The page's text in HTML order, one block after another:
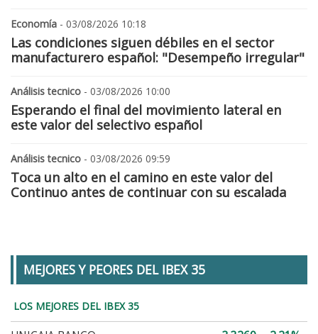
Economía - 03/08/2026 10:18
Las condiciones siguen débiles en el sector
manufacturero español: "Desempeño irregular"
Análisis tecnico - 03/08/2026 10:00
Esperando el final del movimiento lateral en
este valor del selectivo español
Análisis tecnico - 03/08/2026 09:59
Toca un alto en el camino en este valor del
Continuo antes de continuar con su escalada
MEJORES Y PEORES DEL IBEX 35
LOS MEJORES DEL IBEX 35